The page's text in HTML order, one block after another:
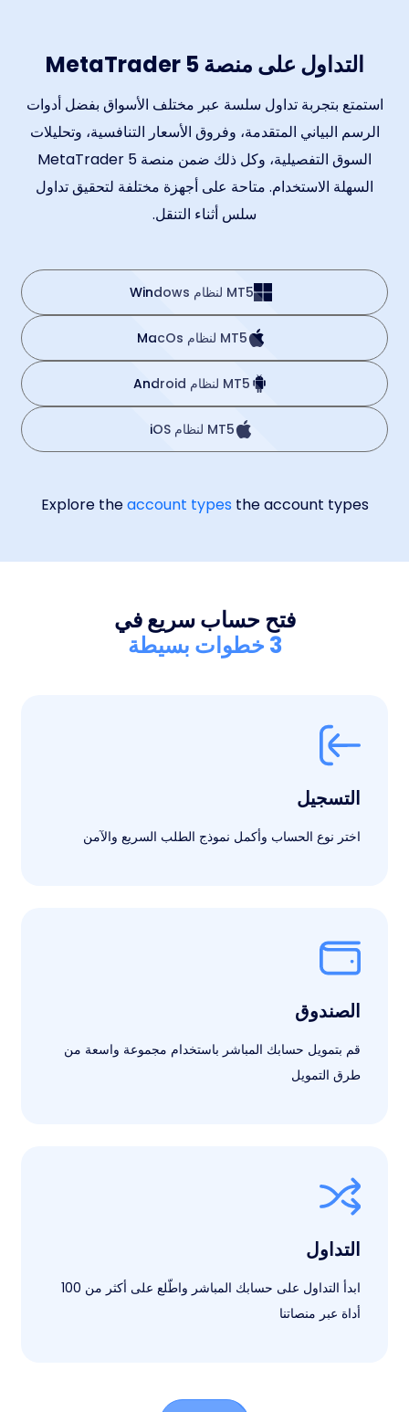
التداول على منصة MetaTrader 5
استمتع بتجربة تداول سلسة عبر مختلف الأسواق بفضل أدوات
الرسم البياني المتقدمة، وفروق الأسعار التنافسية، وتحليلات
السوق التفصيلية، وكل ذلك ضمن منصة MetaTrader 5
السهلة الاستخدام. متاحة على أجهزة مختلفة لتحقيق تداول
سلس أثناء التنقل.
MT5 لنظام Windows
MT5 لنظام MacOs
MT5 لنظام Android
MT5 لنظام iOS
Explore theaccount types the account types
فتح حساب سريع في
3 خطوات بسيطة
التسجيل
اختر نوع الحساب وأكمل نموذج الطلب السريع والآمن
الصندوق
قم بتمويل حسابك المباشر باستخدام مجموعة واسعة من
طرق التمويل
التداول
ابدأ التداول على حسابك المباشر واطّلع على أكثر من 100
أداة عبر منصاتنا